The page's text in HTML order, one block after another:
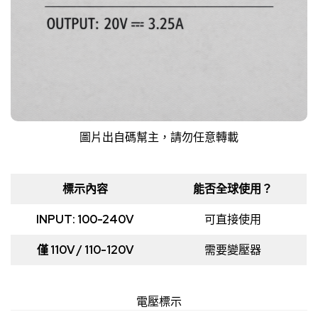
圖片出自碼幫主，請勿任意轉載
標示內容 能否全球使用？
INPUT: 100-240V 可直接使用
僅 110V / 110-120V 需要變壓器
電壓標示